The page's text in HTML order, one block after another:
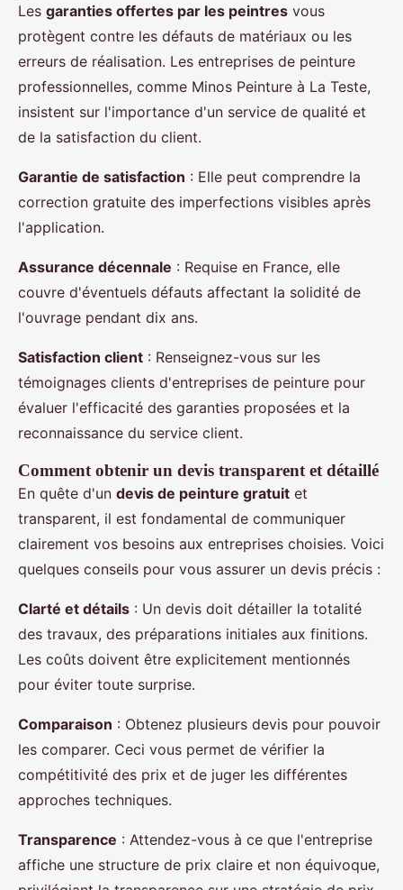
Les garanties offertes par les peintres vous
protègent contre les défauts de matériaux ou les
erreurs de réalisation. Les entreprises de peinture
professionnelles, comme Minos Peinture à La Teste,
insistent sur l'importance d'un service de qualité et
de la satisfaction du client.
Garantie de satisfaction : Elle peut comprendre la
correction gratuite des imperfections visibles après
l'application.
Assurance décennale : Requise en France, elle
couvre d'éventuels défauts affectant la solidité de
l'ouvrage pendant dix ans.
Satisfaction client : Renseignez-vous sur les
témoignages clients d'entreprises de peinture pour
évaluer l'efficacité des garanties proposées et la
reconnaissance du service client.
Comment obtenir un devis transparent et détaillé
En quête d'un devis de peinture gratuit et
transparent, il est fondamental de communiquer
clairement vos besoins aux entreprises choisies. Voici
quelques conseils pour vous assurer un devis précis :
Clarté et détails : Un devis doit détailler la totalité
des travaux, des préparations initiales aux finitions.
Les coûts doivent être explicitement mentionnés
pour éviter toute surprise.
Comparaison : Obtenez plusieurs devis pour pouvoir
les comparer. Ceci vous permet de vérifier la
compétitivité des prix et de juger les différentes
approches techniques.
Transparence : Attendez-vous à ce que l'entreprise
affiche une structure de prix claire et non équivoque,